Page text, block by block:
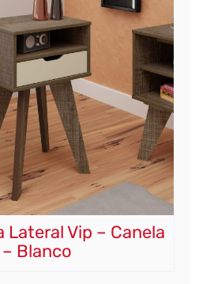
Lateral Vip – Canela
– Blanco